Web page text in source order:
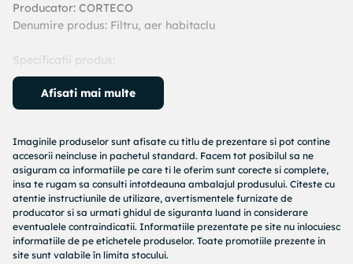
Producator: CORTECO
Denumire produs: Filtru, aer habitaclu
Specificatii produs:
Lungime [mm] : 236
Latime [mm] : 100
Echipament vehicul : pentru vehicule cu aer conditionat
An fabricatie de la : 01/2005
Coduri echivalente:
: CP1252
: 80000651
: MP3412
HYUNDAI : 97030H1742
Afisati mai multe
Imaginile produselor sunt afisate cu titlu de prezentare si pot contine
accesorii neincluse in pachetul standard. Facem tot posibilul sa ne
asiguram ca informatiile pe care ti le oferim sunt corecte si complete,
insa te rugam sa consulti intotdeauna ambalajul produsului. Citeste cu
atentie instructiunile de utilizare, avertismentele furnizate de
producator si sa urmati ghidul de siguranta luand in considerare
eventualele contraindicatii. Informatiile prezentate pe site nu inlocuiesc
informatiile de pe etichetele produselor. Toate promotiile prezente in
site sunt valabile în limita stocului.